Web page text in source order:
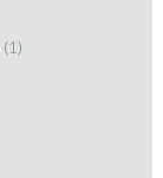
(1)